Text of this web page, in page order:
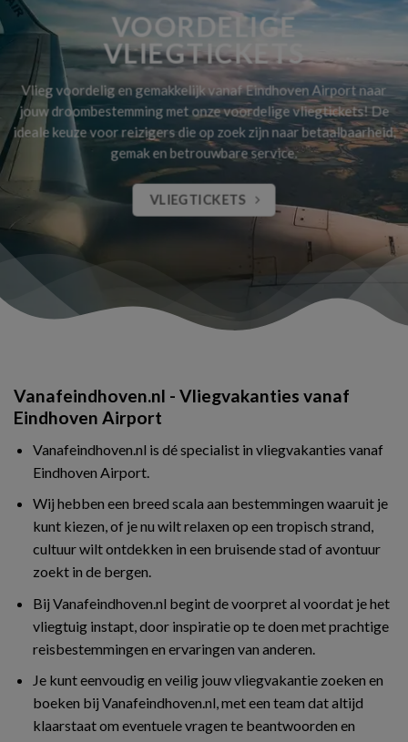
VOORDELIGE
VLIEGTICKETS
Vlieg voordelig en gemakkelijk vanaf Eindhoven Airport naar
jouw droombestemming met onze voordelige vliegtickets! De
ideale keuze voor reizigers die op zoek zijn naar betaalbaarheid,
gemak en betrouwbare service.
VLIEGTICKETS
Vanafeindhoven.nl - Vliegvakanties vanaf
Eindhoven Airport
Vanafeindhoven.nl is dé specialist in vliegvakanties vanaf
Eindhoven Airport.
Wij hebben een breed scala aan bestemmingen waaruit je
kunt kiezen, of je nu wilt relaxen op een tropisch strand,
cultuur wilt ontdekken in een bruisende stad of avontuur
zoekt in de bergen.
Bij Vanafeindhoven.nl begint de voorpret al voordat je het
vliegtuig instapt, door inspiratie op te doen met prachtige
reisbestemmingen en ervaringen van anderen.
Je kunt eenvoudig en veilig jouw vliegvakantie zoeken en
boeken bij Vanafeindhoven.nl, met een team dat altijd
klaarstaat om eventuele vragen te beantwoorden en